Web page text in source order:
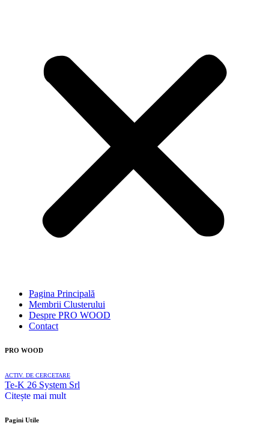
Pagina Principală
Membrii Clusterului
Despre PRO WOOD
Contact
PRO WOOD
ACTIV. DE CERCETARE
Te-K 26 System Srl
Citește mai mult
Pagini Utile